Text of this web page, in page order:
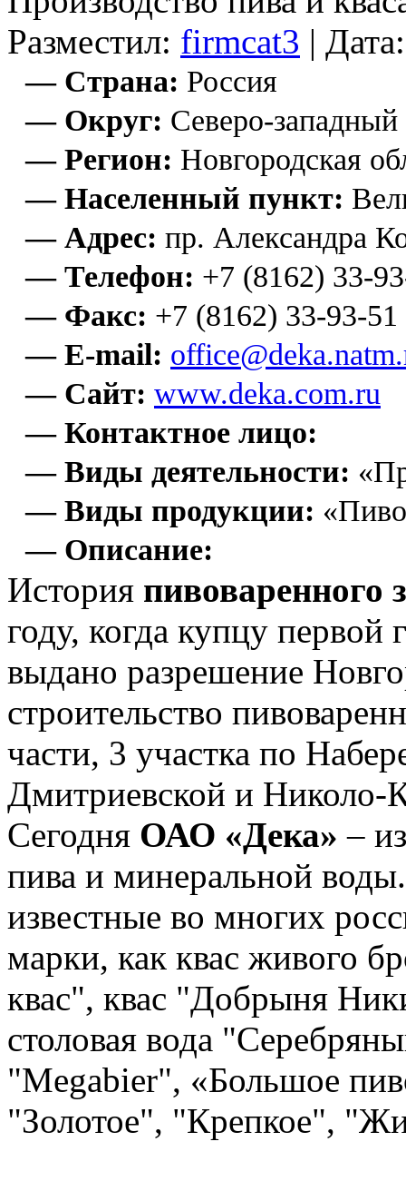
Разместил: firmcat3 |
— Страна: Россия
— Округ: Северо-
— Регион: Новгородская
— Населенный пункт:
— Адрес: пр. Александра
— Телефон: +7 (8162) 33-
— Факс: +7 (8162) 33-93-51
— E-mail:
— Сайт: www.deka.com.ru
— Контактное лицо:
— Виды деятельности:
— Виды продукции:
— Описание:
История пивоваренного
году, когда купцу
выдано разрешение
строительство
части, 3 участка по
Дмитриевской и Николо-
Сегодня ОАО «Дека» –
пива и минеральной
известные во многих
марки, как квас живого
квас", квас "Добрыня
столовая вода
"Megabier", «Большое
"Золотое", "Крепкое",